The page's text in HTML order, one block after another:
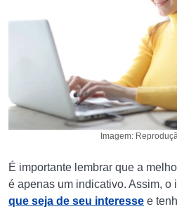
Imagem:
É importante lembrar que a
é apenas um indicativo. Assim, o
que seja de seu interesse e